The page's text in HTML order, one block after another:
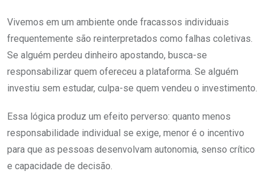
Vivemos em um ambiente onde fracassos individuais
frequentemente são reinterpretados como falhas coletivas.
Se alguém perdeu dinheiro apostando, busca-se
responsabilizar quem ofereceu a plataforma. Se alguém
investiu sem estudar, culpa-se quem vendeu o investimento.
Essa lógica produz um efeito perverso: quanto menos
responsabilidade individual se exige, menor é o incentivo
para que as pessoas desenvolvam autonomia, senso crítico
e capacidade de decisão.